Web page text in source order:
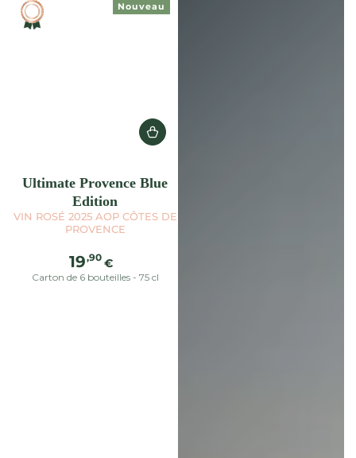
Ultimate Provence Blue
Edition
VIN ROSÉ 2025 AOP CÔTES DE
PROVENCE
Prix
normal
19,90 €
Carton de 6 bouteilles - 75 cl
Nouveau